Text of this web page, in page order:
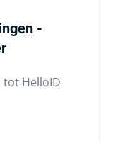
-
tot HelloID